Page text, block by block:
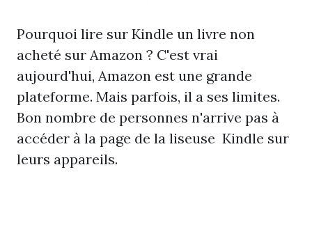
Pourquoi lire sur Kindle un livre non
acheté sur Amazon ? C'est vrai
aujourd'hui, Amazon est une grande
plateforme. Mais parfois, il a ses limites.
Bon nombre de personnes n'arrive pas à
accéder à la page de la liseuse Kindle sur
leurs appareils.